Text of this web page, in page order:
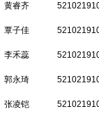
黄睿齐
覃子佳
李禾蕊
郭永琦
张凌铠